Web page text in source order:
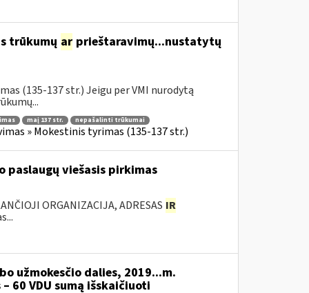
trūkumų arprieštaravimų...nustatytų
(135-137 str.) Jeigu per VMI nurodytą
maį 137 str. nepašalinti trūkumai
» Mokestinis tyrimas (135-137 str.)
viešasis pirkimas
ORGANIZACIJA, ADRESAS IR
užmokesčio dalies, 2019...m.
60 VDU sumą išskaičiuoti